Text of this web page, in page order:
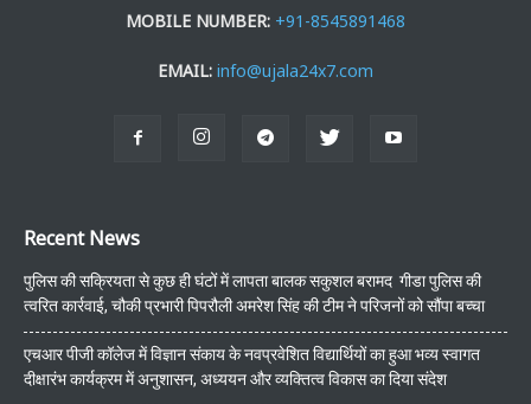
MOBILE NUMBER: +91-8545891468
EMAIL: info@ujala24x7.com
Recent News
पुलिस की सक्रियता से कुछ ही घंटों में लापता बालक सकुशल बरामद गीडा पुलिस की
त्वरित कार्रवाई, चौकी प्रभारी पिपरौली अमरेश सिंह की टीम ने परिजनों को सौंपा बच्चा
एचआर पीजी कॉलेज में विज्ञान संकाय के नवप्रवेशित विद्यार्थियों का हुआ भव्य स्वागत
दीक्षारंभ कार्यक्रम में अनुशासन, अध्ययन और व्यक्तित्व विकास का दिया संदेश